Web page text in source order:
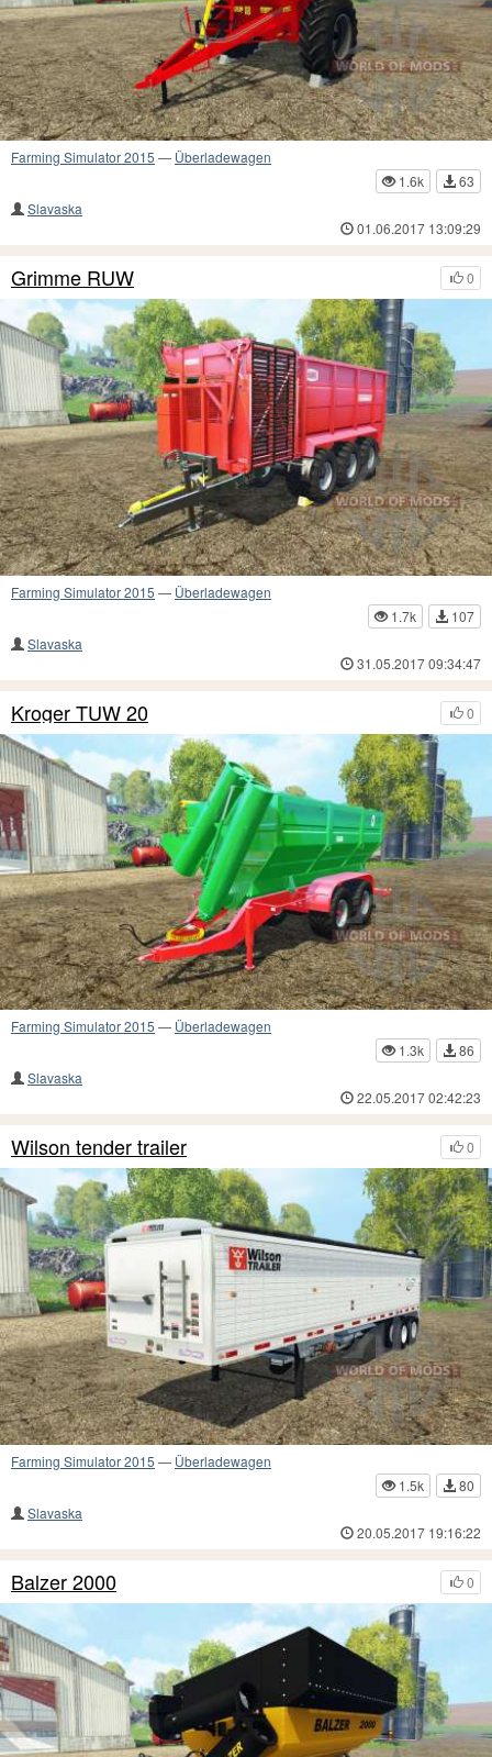
Farming Simulator 2015 — Überladewagen
1.6k
63
Slavaska
01.06.2017 13:09:29
0
Grimme RUW
Farming Simulator 2015 — Überladewagen
1.7k
107
Slavaska
31.05.2017 09:34:47
0
Kroger TUW 20
Farming Simulator 2015 — Überladewagen
1.3k
86
Slavaska
22.05.2017 02:42:23
0
Wilson tender trailer
Farming Simulator 2015 — Überladewagen
1.5k
80
Slavaska
20.05.2017 19:16:22
0
Balzer 2000